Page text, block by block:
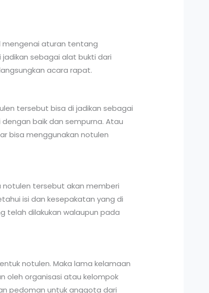
mengenai aturan tentang
sebagai alat bukti dari
acara rapat.
tersebut bisa di jadikan sebagai
baik dan sempurna. Atau
bisa menggunakan notulen
tersebut akan memberi
isi dan kesepakatan yang di
telah dilakukan walaupun pada
notulen. Maka lama kelamaan
oleh organisasi atau kelompok
pedoman untuk anggota dari